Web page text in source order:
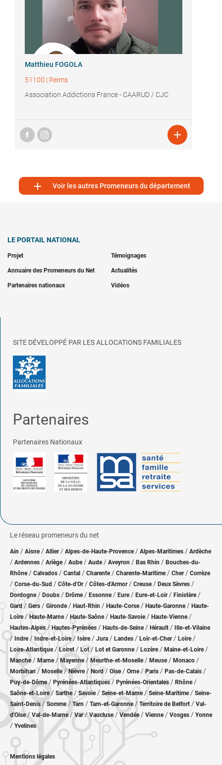
Matthieu FOGOLA
51100 | Reims
Association Addictions France - CAARUD / CJC

 Voir les autres Promeneurs du département
LE PORTAIL NATIONAL
Projet Témoignages
Annuaire des Promeneurs du Net Actualités
Partenaires nationaux Vidéos
SITE DÉVELOPPÉ PAR LES ALLOCATIONS FAMILIALES
Partenaires
Partenaires Nationaux
Le réseau promeneurs du net
Ain / Aisne/ Allier/ Alpes-de-Haute-Provence / Alpes-Maritimes / Ardèche
/ Ardennes / Ariège/ Aube/ Aude / Aveyron / Bas Rhin / Bouches-du-
Rhône/ Calvados / Cantal / Charente / Charente-Maritime/ Cher / Corrèze
/ Corse-du-Sud / Côte-d'Or / Côtes-d'Armor/ Creuse/ Deux Sèvres /
Dordogne/ Doubs / Drôme/ Essonne / Eure/ Eure-et-Loir / Finistère/
Gard/Gers / Gironde/ Haut-Rhin / Haute-Corse/ Haute-Garonne/ Haute-
Loire/Haute-Marne/ Haute-Saône/ Haute-Savoie/ Haute-Vienne/
Hautes-Alpes/ Hautes-Pyrénées / Hauts-de-Seine/ Hérault / Ille-et-Vilaine
/ Indre/ Indre-et-Loire/ Isère/ Jura / Landes / Loir-et-Cher/ Loire/
Loire-Atlantique/ Loiret / Lot/ Lot et Garonne/ Lozère / Maine-et-Loire/
Manche/ Marne/ Mayenne/ Meurthe-et-Moselle/ Meuse/ Monaco /
Morbihan/ Moselle/ Nièvre / Nord/ Oise / Orne/Paris / Pas-de-Calais /
Puy-de-Dôme/ Pyrénées-Atlantiques / Pyrénées-Orientales / Rhône/
Saône-et-Loire/ Sarthe/ Savoie/ Seine-et-Marne/ Seine-Maritime/ Seine-
Saint-Denis /Somme/ Tarn / Tarn-et-Garonne/Territoire de Belfort / Val-
d'Oise/ Val-de-Marne/Var/Vaucluse/ Vendée/ Vienne/ Vosges / Yonne
/ Yvelines
Mentions légales